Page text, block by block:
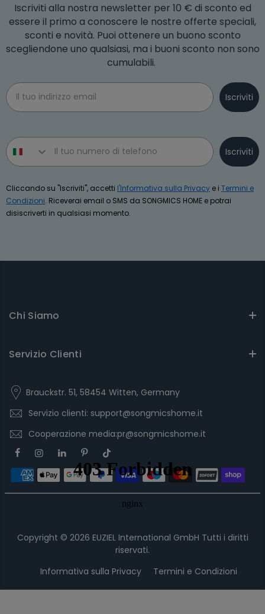
Iscriviti alla nostra newsletter per 10 € di sconto ed
essere il primo a conoscere le nostre offerte speciali,
sconti e novità. Puoi ottenere un buono sconto
scegliendone uno qualsiasi, ma i buoni sconto non sono
cumulabili.
Email
Iscriviti
Phone number
Iscriviti
Cliccando su "Iscriviti", accetti l'Informativa sulla Privacy e i Termini e
Condizioni. Riceverai email o SMS da SONGMICS HOME e potrai
disiscriverti in qualsiasi momento.
Chi Siamo
Servizio Clienti
Brauckstr. 51, 58454 Witten, Germany
Servizio clienti: support@songmicshome.it
Cooperazione media:pr@songmicshome.it
Copyright © 2026 EUZIEL International GmbH Tutti i diritti
riservati.
Informativa sulla Privacy
Termini e Condizioni